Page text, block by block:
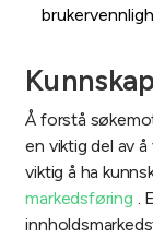
Å forstå
en viktig del av
viktig å ha
markedsføring .